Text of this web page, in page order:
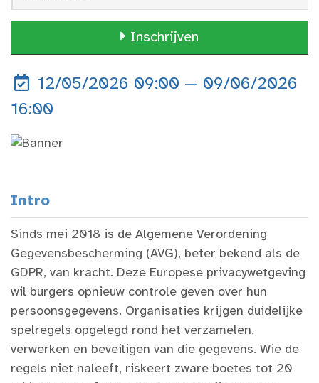
Inschrijven
12/05/2026 09:00 — 09/06/2026
16:00
Intro
Sinds mei 2018 is de Algemene Verordening
Gegevensbescherming (AVG), beter bekend als de
GDPR, van kracht. Deze Europese privacywetgeving
wil burgers opnieuw controle geven over hun
persoonsgegevens. Organisaties krijgen duidelijke
spelregels opgelegd rond het verzamelen,
verwerken en beveiligen van die gegevens. Wie de
regels niet naleeft, riskeert zware boetes tot 20